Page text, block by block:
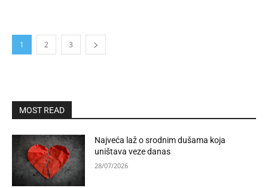
1 2 3
MOST READ
Najveća laž o srodnim dušama koja
uništava veze danas
28/07/2026